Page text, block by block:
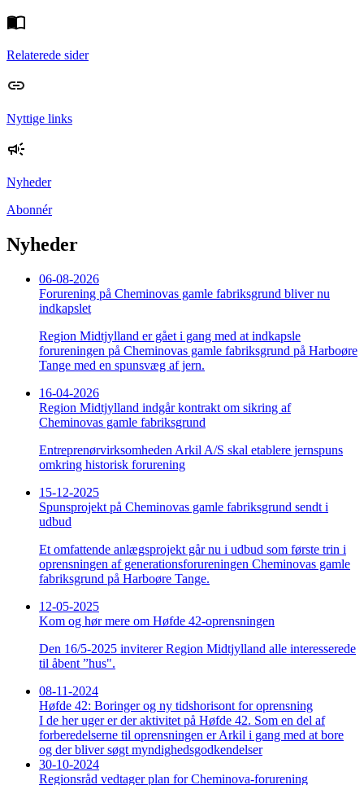
Relaterede sider
Nyttige links
Nyheder
Abonnér
Nyheder
06-08-2026
Forurening på Cheminovas gamle fabriksgrund bliver nu
indkapslet
Region Midtjylland er gået i gang med at indkapsle
forureningen på Cheminovas gamle fabriksgrund på Harboøre
Tange med en spunsvæg af jern.
16-04-2026
Region Midtjylland indgår kontrakt om sikring af
Cheminovas gamle fabriksgrund
Entreprenørvirksomheden Arkil A/S skal etablere jernspuns
omkring historisk forurening
15-12-2025
Spunsprojekt på Cheminovas gamle fabriksgrund sendt i
udbud
Et omfattende anlægsprojekt går nu i udbud som første trin i
oprensningen af generationsforureningen Cheminovas gamle
fabriksgrund på Harboøre Tange.
12-05-2025
Kom og hør mere om Høfde 42-oprensningen
Den 16/5-2025 inviterer Region Midtjylland alle interesserede
til åbent ”hus".
08-11-2024
Høfde 42: Boringer og ny tidshorisont for oprensning
I de her uger er der aktivitet på Høfde 42. Som en del af
forberedelserne til oprensningen er Arkil i gang med at bore
og der bliver søgt myndighedsgodkendelser
30-10-2024
Regionsråd vedtager plan for Cheminova-forurening